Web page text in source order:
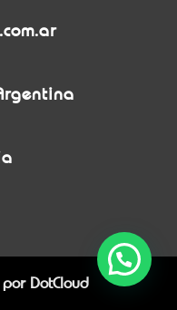
por DotCloud